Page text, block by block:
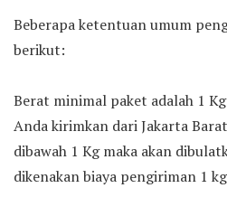
Beberapa ketentuan umum
berikut:
Berat minimal paket adalah 1
Anda kirimkan dari Jakarta
dibawah 1 Kg maka akan
dikenakan biaya pengiriman 1